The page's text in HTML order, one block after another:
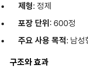
제형: 정제
포장 단위 : 600정
주요 사용 목적: 남성
구조와 효과